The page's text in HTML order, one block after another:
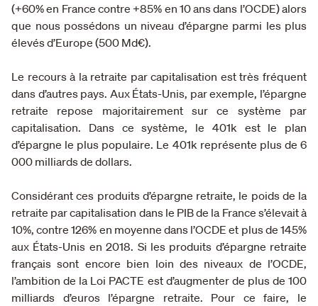
(+60% en France contre +85% en 10 ans dans l’OCDE) alors
que nous possédons un niveau d’épargne parmi les plus
élevés d’Europe (500 Md€).
Le recours à la retraite par capitalisation est très fréquent
dans d’autres pays. Aux États-Unis, par exemple, l’épargne
retraite repose majoritairement sur ce système par
capitalisation. Dans ce système, le 401k est le plan
d’épargne le plus populaire. Le 401k représente plus de 6
000 milliards de dollars.
Considérant ces produits d’épargne retraite, le poids de la
retraite par capitalisation dans le PIB de la France s’élevait à
10%, contre 126% en moyenne dans l’OCDE et plus de 145%
aux États-Unis en 2018. Si les produits d’épargne retraite
français sont encore bien loin des niveaux de l’OCDE,
l’ambition de la Loi PACTE est d’augmenter de plus de 100
milliards d’euros l’épargne retraite. Pour ce faire, le